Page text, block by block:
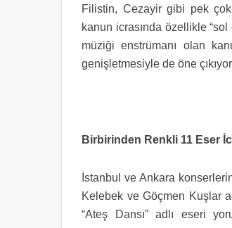
Filistin, Cezayir gibi pek
kanun icrasında özellikle
müziği enstrümanı olan
genişletmesiyle de öne
Birbirinden Renkli 11 Eser
İstanbul ve Ankara
Kelebek ve Göçmen Kuşlar
“Ateş Dansı” adlı eseri